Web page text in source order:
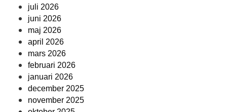
juli 2026
juni 2026
maj 2026
april 2026
mars 2026
februari 2026
januari 2026
december 2025
november 2025